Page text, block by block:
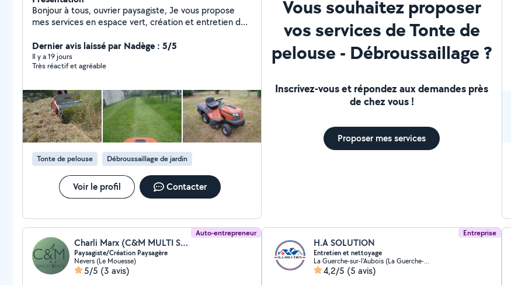
Bonjour à tous, ouvrier paysagiste, Je vous propose
mes services en espace vert, création et entretien de
*Elagages *Abattage d arbres, rognage de souches
*Tontes, Débroussailleuse, défrisage. *Diverses tailles
(haies, fruitiers ....) *Petite Maçonnerie *nettoyage
Entretien * Travaux de terrassement et de pelleteuse.
AUTRES TRAVAUX POSSIBLE *Papiers peints *Montage
d' agglo (parpaings, briques.) Tout bricolage... Je reste
a votre disposition, Eric à votre service, pour le plaisir
de vos espaces vert, de votre Jardin a très vite. Eric
Dernier avis laissé par Nadège : 5/5
Il y a 19 jours
Très réactif et agréable
Tonte de pelouse Débroussaillage de jardin
Voir le profil Contacter
Vous souhaitez proposer
vos services de Tonte de
pelouse - Débroussaillage ?
Inscrivez-vous et répondez aux demandes près
de chez vous !
Proposer mes services
Auto-entrepreneur
Charli Marx (C&M MULTI SERVICE)
Paysagiste/Création Paysagère
Nevers (Le Mouesse)
5/5 (3 avis)
Entreprise
H.A SOLUTION
Entretien et nettoyage
La Guerche-sur-l'Aubois (La Guerche-sur-l'Aubois)
4,2/5 (5 avis)